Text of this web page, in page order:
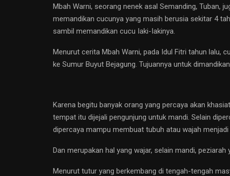
Mbah Warni, seorang nenek asal Semanding, Tuban,
memandikan cucunya yang masih berusia sekitar 4
sambil memandikan cucu Iaki-Iakinya.
Menurut cerita Mbah Warni, pada Idul Fitri tahun lalu,
ke Sumur Buyut Bejagung. Tujuannya untuk
Karena begitu banyak orang yang percaya akan
tempat itu dijejali pengunjung untuk mandi. Selain
dipercaya mampu membuat tubuh atau wajah
Dan merupakan hal yang wajar, selain mandi,
Menurut tutur yang berkembang di tengah-tengah